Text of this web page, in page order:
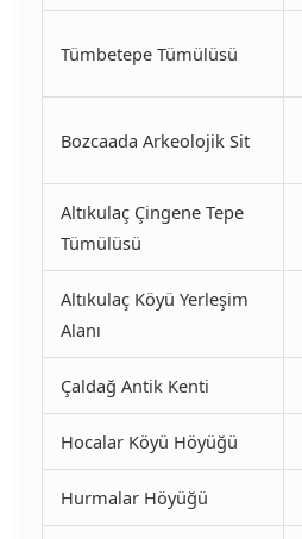
Tümbetepe Tümülüsü
Bozcaada Arkeolojik Sit
Altıkulaç Çingene Tepe
Tümülüsü
Altıkulaç Köyü Yerleşim
Alanı
Çaldağ Antik Kenti
Hocalar Köyü Höyüğü
Hurmalar Höyüğü